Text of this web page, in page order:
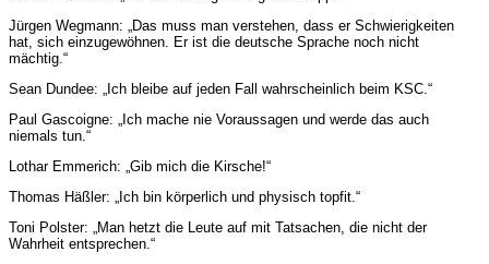
Jürgen Wegmann: „Das muss man verstehen, dass er Schwierigkeiten
hat, sich einzugewöhnen. Er ist die deutsche Sprache noch nicht
mächtig.“
Sean Dundee: „Ich bleibe auf jeden Fall wahrscheinlich beim KSC.“
Paul Gascoigne: „Ich mache nie Voraussagen und werde das auch
niemals tun.“
Lothar Emmerich: „Gib mich die Kirsche!“
Thomas Häßler: „Ich bin körperlich und physisch topfit.“
Toni Polster: „Man hetzt die Leute auf mit Tatsachen, die nicht der
Wahrheit entsprechen.“